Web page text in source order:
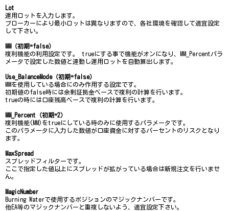
Lot
運用ロットを入力します。
ブローカーにより最小ロットは異なりますので、各社環境を確認して適宜設定
して下さい。
MM（初期=false）
複利機能の利用設定です。 trueにする事で機能がオンになり、MM_Percentパラ
メータで設定した数値と連動し運用ロットを自動算出します。
Use_BalanceMode（初期=false）
MMを使用している場合にのみ作用する設定です。
初期値のfalse時には余剰証拠金ベースで複利の計算を行います。
trueの時には口座残高ベースで複利の計算を行います。
MM_Percent（初期=2）
複利機能(MM)をtrueにしている時のみに使用するパラメータです。
このパラメータに入力した数値が口座資金に対するパーセントのリスクとなり
ます。
MaxSpread
スプレッドフィルターです。
ここで指定した値以上にスプレッドが拡がっている場合は新規注文を行いませ
ん。
MagicNumber
Burning Waterで使用するポジションのマジックナンバーです。
他EA等のマジックナンバーと重複しないよう、適宜設定下さい。